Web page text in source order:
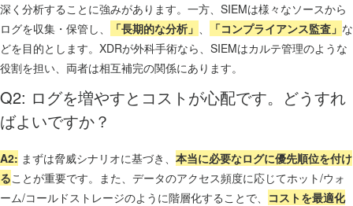
深く分析することに強みがあります。一方、SIEMは様々なソースから
ログを収集・保管し、
「長期的な分析」 、 「コンプライアンス監査」 な
どを目的とします。XDRが外科手術なら、SIEMはカルテ管理のような
役割を担い、両者は相互補完の関係にあります。
Q2: ログを増やすとコストが心配です。どうすれ
ばよいですか？
A2: まずは脅威シナリオに基づき、 本当に必要なログに優先順位を付け
ることが重要です。また、データのアクセス頻度に応じてホット/ウォ
ーム/コールドストレージのように階層化することで、 コストを最適化